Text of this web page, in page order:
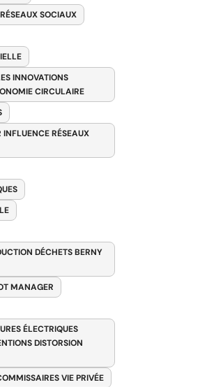
SOCIAUX
INNOVATIONS
CIRCULAIRE
RÉSEAUX
DÉCHETS BERNY
MANAGER
ÉLECTRIQUES
DISTORSION
VIE PRIVÉE